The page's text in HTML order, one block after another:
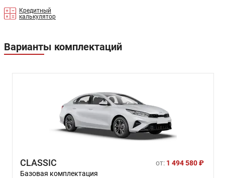
Кредитный
калькулятор
Варианты комплектаций
CLASSIC от: 1 494 580 ₽
Базовая комплектация